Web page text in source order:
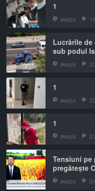
1
вчера
Lucrările de
sub podul
вчера
1
вчера
1
вчера
Tensiuni pe
pregătește
вчера